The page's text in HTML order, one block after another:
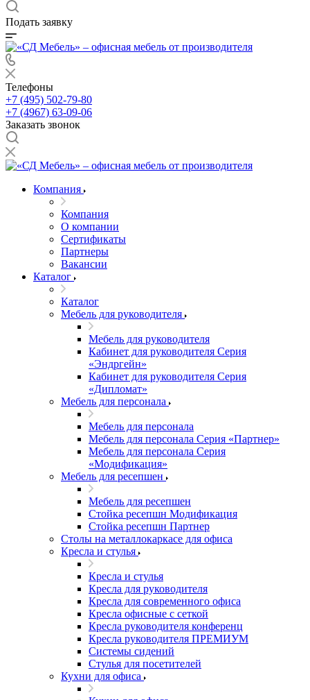
Подать заявку
Телефоны
+7 (495) 502-79-80
+7 (4967) 63-09-06
Заказать звонок
Компания
Компания
О компании
Сертификаты
Партнеры
Вакансии
Каталог
Каталог
Мебель для руководителя
Мебель для руководителя
Кабинет для руководителя Серия
«Эндргейн»
Кабинет для руководителя Серия
«Дипломат»
Мебель для персонала
Мебель для персонала
Мебель для персонала Серия «Партнер»
Мебель для персонала Серия
«Модификация»
Мебель для ресепшен
Мебель для ресепшен
Стойка ресепшн Модификация
Стойка ресепшн Партнер
Столы на металлокаркасе для офиса
Кресла и стулья
Кресла и стулья
Кресла для руководителя
Кресла для современного офиса
Кресла офисные с сеткой
Кресла руководителя конференц
Кресла руководителя ПРЕМИУМ
Системы сидений
Стулья для посетителей
Кухни для офиса